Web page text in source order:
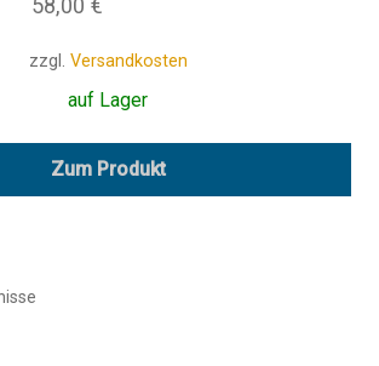
zzgl. Versandkosten
auf Lager
Zum Produkt